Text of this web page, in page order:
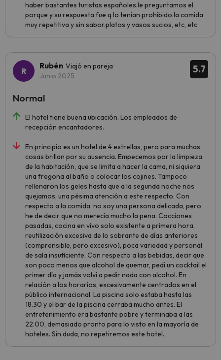
haber bastantes turistas españoles.le preguntamos el
porque y su respuesta fue q lo tenian prohibido.la comida
muy repetitiva y sin sabor.platos y vasos sucios, etc, etc
5.7
Rubén Viajó en pareja
Junio 2025
El hotel tiene buena ubicación. Los empleados de
recepción encantadores.
En principio es un hotel de 4 estrellas, pero para muchas
cosas brillan por su ausencia. Empecemos por la limpieza
de la habitación, que se limita a hacer la cama, ni siquiera
una fregona al baño o colocar los cojines. Tampoco
rellenaron los geles hasta que a la segunda noche nos
quejamos, una pésima atención a este respecto. Con
respecto a la comida, no soy una persona delicada, pero
he de decir que no merecía mucho la pena. Cocciones
pasadas, cocina en vivo solo existente a primera hora,
reutilización excesiva de lo sobrante de días anteriores
(comprensible, pero excesivo), poca variedad y personal
de sala insuficiente. Con respecto a las bebidas, decir que
son poco menos que alcohol de quemar, pedí un cocktail el
primer día y jamás volví a pedir nada con alcohol. En
relación a los horarios, excesivamente centrados en el
público internacional. La piscina solo estaba hasta las
18.30 y el bar de la piscina cerraba mucho antes. El
entretenimiento era bastante pobre y terminaba a las
22.00, demasiado pronto para lo visto en la mayoría de
hoteles. Sin duda, no repetiremos este hotel.
Normal